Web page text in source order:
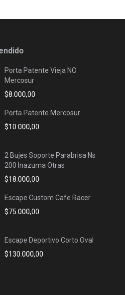
Porta Patente Vieja NO
Mercosur
$8.000,00
Porta Patente Mercosur
$10.000,00
2 Bujes Soporte Parabrisa Ns
200 Inazuma Otras
$18.000,00
Escape Custom Cafe Racer
$75.000,00
Escape Deportivo Corto Oval
$130.000,00